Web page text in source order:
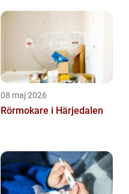
08 maj 2026
Rörmokare i Härjedalen